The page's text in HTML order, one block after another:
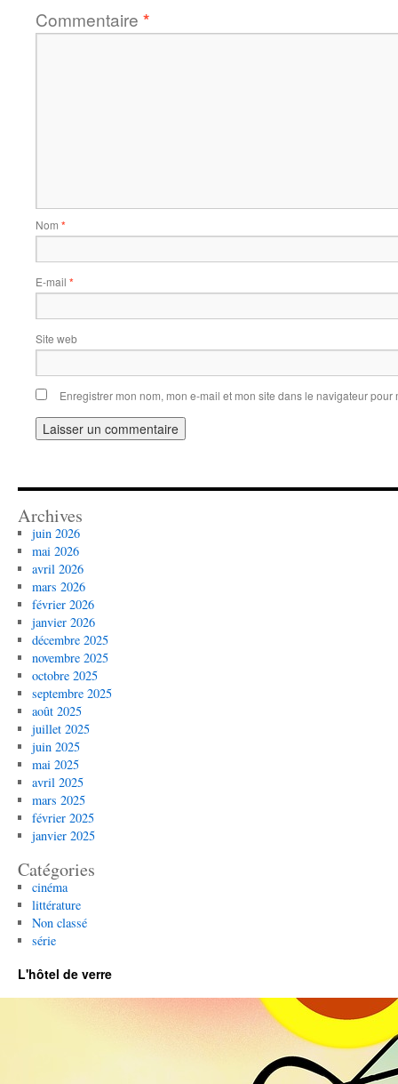
Commentaire *
Nom *
E-mail *
Site web
Enregistrer mon nom, mon e-mail et mon site dans le navigateur
Archives
juin 2026
mai 2026
avril 2026
mars 2026
février 2026
janvier 2026
décembre 2025
novembre 2025
octobre 2025
septembre 2025
août 2025
juillet 2025
juin 2025
mai 2025
avril 2025
mars 2025
février 2025
janvier 2025
Catégories
cinéma
littérature
Non classé
série
L'hôtel de verre